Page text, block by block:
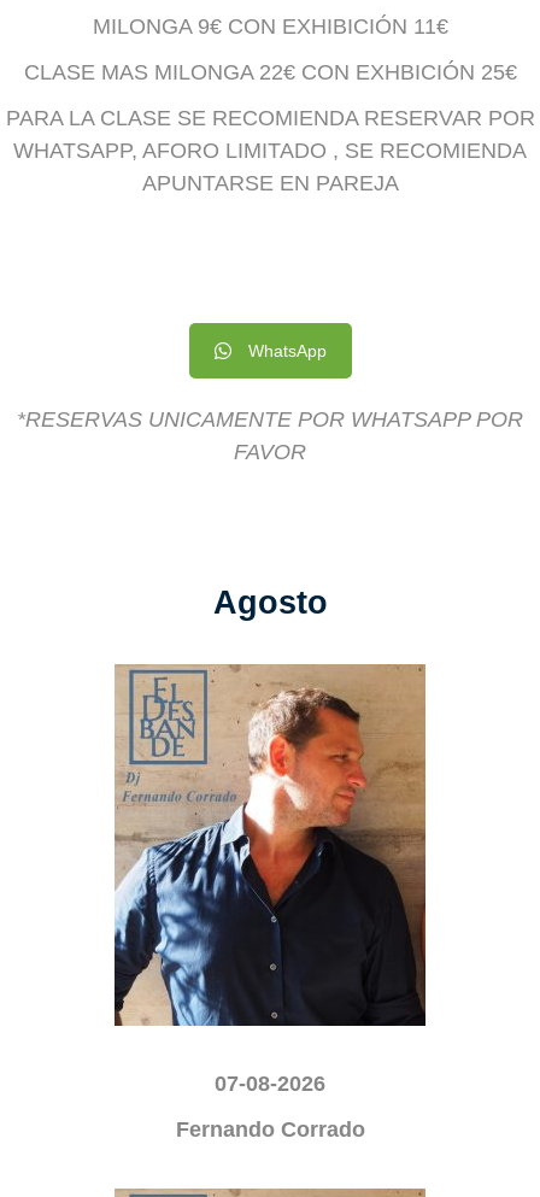
MILONGA 9€ CON EXHIBICIÓN 11€
CLASE MAS MILONGA 22€ CON EXHBICIÓN 25€
PARA LA CLASE SE RECOMIENDA RESERVAR POR
WHATSAPP, AFORO LIMITADO , SE RECOMIENDA
APUNTARSE EN PAREJA
WhatsApp
*RESERVAS UNICAMENTE POR WHATSAPP POR
FAVOR
Agosto
07-08-2026
Fernando Corrado